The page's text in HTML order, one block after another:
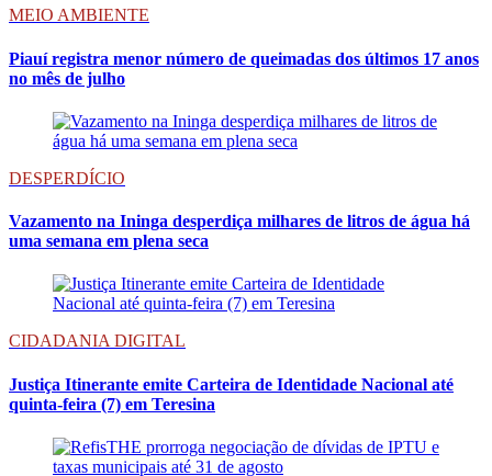
MEIO AMBIENTE
Piauí registra menor número de queimadas dos últimos 17 anos
no mês de julho
DESPERDÍCIO
Vazamento na Ininga desperdiça milhares de litros de água há
uma semana em plena seca
CIDADANIA DIGITAL
Justiça Itinerante emite Carteira de Identidade Nacional até
quinta-feira (7) em Teresina